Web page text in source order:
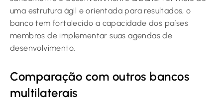
uma estrutura ágil e orientada para resultados, o
banco tem fortalecido a capacidade dos países
membros de implementar suas agendas de
desenvolvimento.
Comparação com outros bancos
multilaterais